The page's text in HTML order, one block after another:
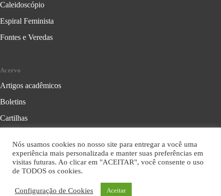
Caleidoscópio
Espiral Feminista
Fontes e Veredas
Acervo
Artigos acadêmicos
Boletins
Cartilhas
Folhetos
Livros
Nós usamos cookies no nosso site para entregar a você uma
experiência mais personalizada e manter suas preferências em
visitas futuras. Ao clicar em "ACEITAR", você consente o uso
de TODOS os cookies.
Configuração de Cookies Aceitar